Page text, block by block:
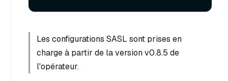
Les configurations SASL sont prises en
charge à partir de la version v0.8.5 de
l'opérateur.